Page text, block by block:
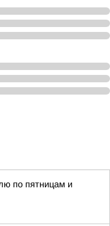
по пятницам и